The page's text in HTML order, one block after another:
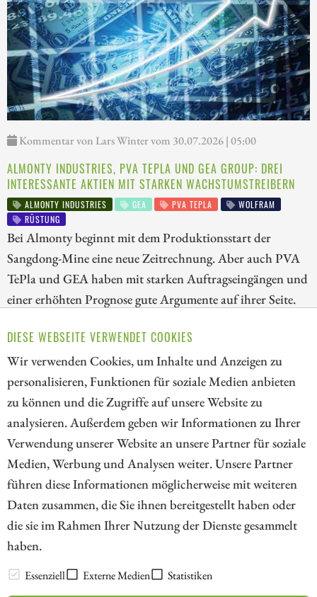
DIESE WEBSEITE VERWENDET COOKIES
Wir verwenden Cookies, um Inhalte und Anzeigen zu
personalisieren, Funktionen für soziale Medien anbieten
zu können und die Zugriffe auf unsere Website zu
analysieren. Außerdem geben wir Informationen zu Ihrer
Verwendung unserer Website an unsere Partner für soziale
Medien, Werbung und Analysen weiter. Unsere Partner
führen diese Informationen möglicherweise mit weiteren
Daten zusammen, die Sie ihnen bereitgestellt haben oder
die sie im Rahmen Ihrer Nutzung der Dienste gesammelt
haben.
Essenziell Externe Medien Statistiken
Kommentar von Lars Winter vom 30.07.2026 | 05:00
ALMONTY INDUSTRIES, PVA TEPLA UND GEA GROUP: DREI
INTERESSANTE AKTIEN MIT STARKEN WACHSTUMSTREIBERN
ALMONTY INDUSTRIES GEA PVA TEPLA
WOLFRAM
RÜSTUNG
Bei Almonty beginnt mit dem Produktionsstart der
Sangdong-Mine eine neue Zeitrechnung. Aber auch PVA
TePla und GEA haben mit starken Auftragseingängen und
einer erhöhten Prognose gute Argumente auf ihrer Seite.
Wachstumstreiber und weiteres Kurspotenzial. Wir stellen
die Aktien näher vor.
ZUM KOMMENTAR
// kapitalerhoehungen.de - © 2026 - Die Informationsplattform für
Investoren und Unternehmen rund um Kapitalerhöhung, Kapitalmarkt
und Unternehmensfinanzierung
LEXIKON